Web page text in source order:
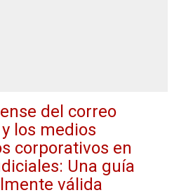
del correo
los medios
corporativos en
Una guía
válida